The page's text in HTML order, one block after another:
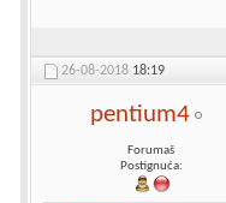
26-08-2018 18:19
pentium4
Forumaš
Postignuća: